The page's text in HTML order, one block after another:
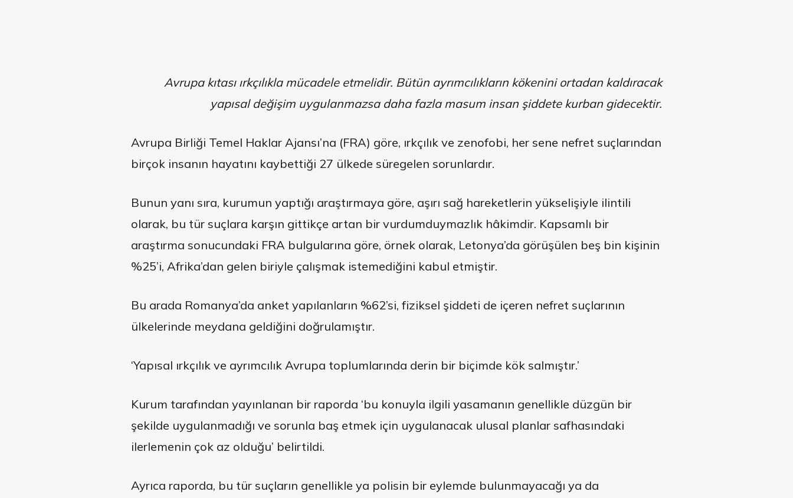
Avrupa kıtası ırkçılıkla mücadele etmelidir. Bütün ayrımcılıkların kökenini ortadan kaldıracak
yapısal değişim uygulanmazsa daha fazla masum insan şiddete kurban gidecektir.
Avrupa Birliği Temel Haklar Ajansı’na (FRA) göre, ırkçılık ve zenofobi, her sene nefret suçlarından
birçok insanın hayatını kaybettiği 27 ülkede süregelen sorunlardır.
Bunun yanı sıra, kurumun yaptığı araştırmaya göre, aşırı sağ hareketlerin yükselişiyle ilintili
olarak, bu tür suçlara karşın gittikçe artan bir vurdumduymazlık hâkimdir. Kapsamlı bir
araştırma sonucundaki FRA bulgularına göre, örnek olarak, Letonya’da görüşülen beş bin kişinin
%25’i, Afrika’dan gelen biriyle çalışmak istemediğini kabul etmiştir.
Bu arada Romanya’da anket yapılanların %62’si, fiziksel şiddeti de içeren nefret suçlarının
ülkelerinde meydana geldiğini doğrulamıştır.
‘Yapısal ırkçılık ve ayrımcılık Avrupa toplumlarında derin bir biçimde kök salmıştır.’
Kurum tarafından yayınlanan bir raporda ‘bu konuyla ilgili yasamanın genellikle düzgün bir
şekilde uygulanmadığı ve sorunla baş etmek için uygulanacak ulusal planlar safhasındaki
ilerlemenin çok az olduğu’ belirtildi.
Ayrıca raporda, bu tür suçların genellikle ya polisin bir eylemde bulunmayacağı ya da